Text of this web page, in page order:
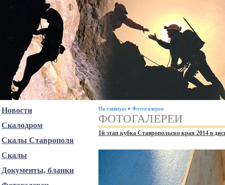
На главную » Фотогалереи
ФОТОГАЛЕРЕИ
1й этап кубка Ставропольско края 2014 в
Новости
Скалодром
Скалы Ставрополя
Скалы
Документы, бланки